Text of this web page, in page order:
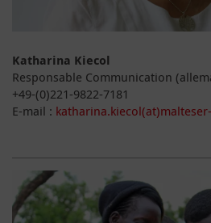
Katharina Kiecol
Responsable Communication
+49-(0)221-9822-7181
E-mail :